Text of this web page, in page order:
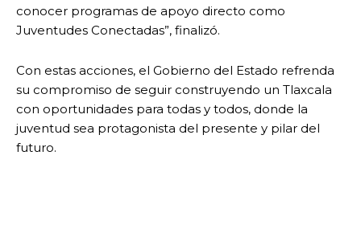
conocer programas de apoyo directo como
Juventudes Conectadas”, finalizó.
Con estas acciones, el Gobierno del Estado refrenda
su compromiso de seguir construyendo un Tlaxcala
con oportunidades para todas y todos, donde la
juventud sea protagonista del presente y pilar del
futuro.